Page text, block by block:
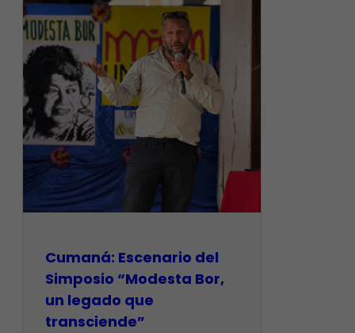
Cumaná: Escenario del
Simposio “Modesta Bor,
un legado que
transciende”